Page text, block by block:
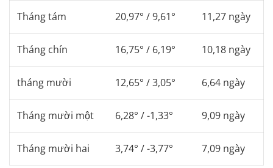
Tháng tám 20,97° / 9,61° 11,27 ngày
Tháng chín 16,75° / 6,19° 10,18 ngày
tháng mười 12,65° / 3,05° 6,64 ngày
Tháng mười một 6,28° / -1,33° 9,09 ngày
Tháng mười hai 3,74° / -3,77° 7,09 ngày